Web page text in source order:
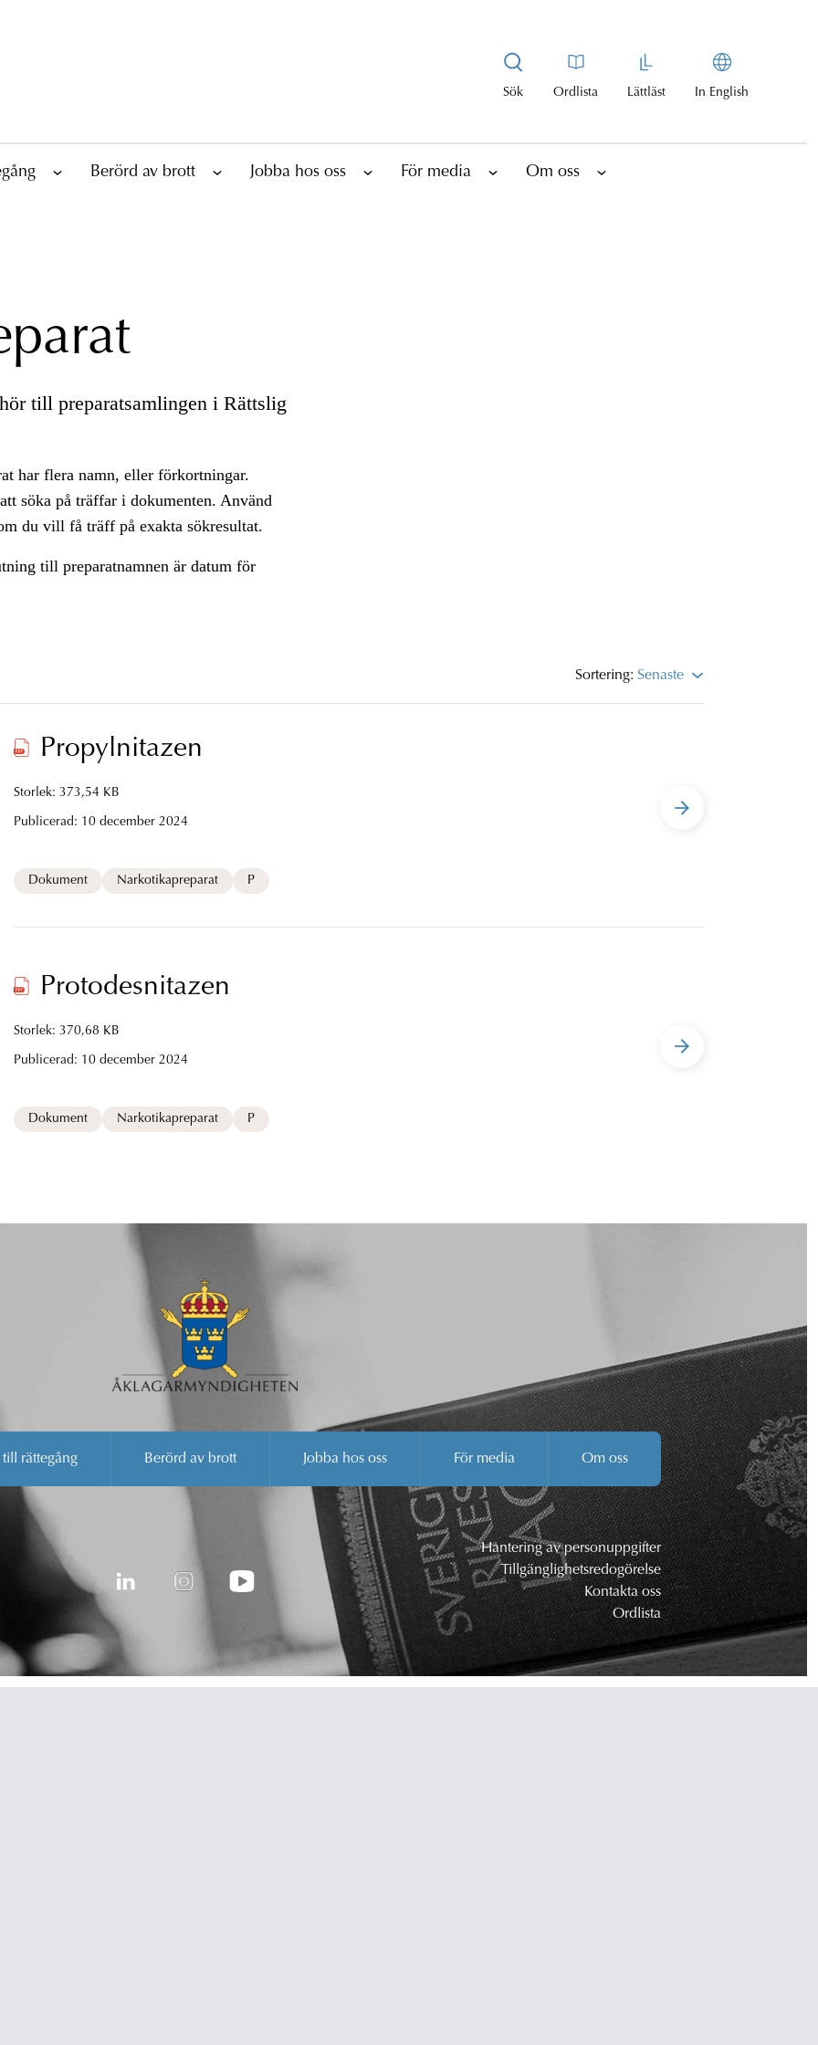
Sök Ordlista Lättläst In English
Berörd av brott Jobba hos oss För media Om oss
till preparatsamlingen i Rättslig
har flera namn, eller förkortningar.
söka på träffar i dokumenten. Använd
du vill få träff på exakta sökresultat.
till preparatnamnen är datum för
Sortering:Senaste
Propylnitazen
Storlek: 373,54 KB
Publicerad: 10 december 2024
Dokument Narkotikapreparat P
Protodesnitazen
Storlek: 370,68 KB
Publicerad: 10 december 2024
Dokument Narkotikapreparat P
till rättegång Berörd av brott Jobba hos oss För media Om oss
Hantering av personuppgifter
Tillgänglighetsredogörelse
Kontakta oss
Ordlista